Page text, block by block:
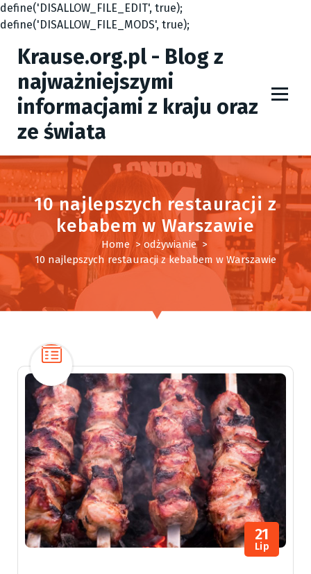
define('DISALLOW_FILE_EDIT', true);
define('DISALLOW_FILE_MODS', true);
o
n
e
n
Krause.org.pl - Blog z
najważniejszymi
informacjami z kraju oraz
ze świata
10 najlepszych restauracji z
kebabem w Warszawie
Home>odżywianie>
10 najlepszych restauracji z kebabem w Warszawie
21
Lip